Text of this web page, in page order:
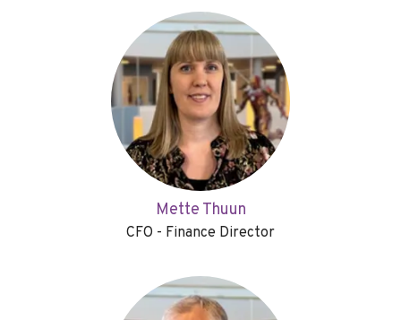
Mette Thuun
CFO - Finance Director